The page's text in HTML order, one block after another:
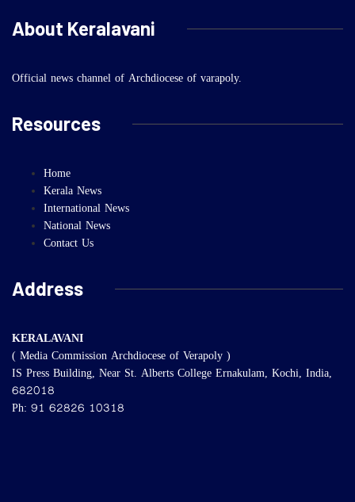
About Keralavani
Official news channel of Archdiocese of varapoly.
Resources
Home
Kerala News
International News
National News
Contact Us
Address
KERALAVANI
( Media Commission Archdiocese of Verapoly )
IS Press Building, Near St. Alberts College Ernakulam, Kochi, India,
682018
Ph: 91 62826 10318